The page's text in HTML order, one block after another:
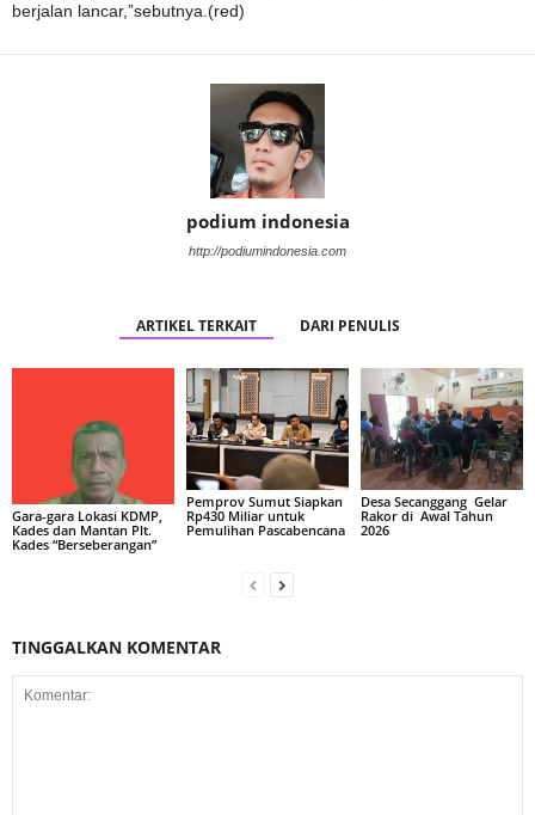
berjalan lancar,”sebutnya.(red)
podium indonesia
http://podiumindonesia.com
ARTIKEL TERKAIT DARI PENULIS
Gara-gara Lokasi KDMP,
Kades dan Mantan Plt.
Kades “Berseberangan”
Pemprov Sumut Siapkan
Rp430 Miliar untuk
Pemulihan Pascabencana
Desa Secanggang Gelar
Rakor di Awal Tahun
2026
TINGGALKAN KOMENTAR